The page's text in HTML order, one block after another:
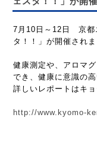
7月10日～12日 京都
タ！！」が開催されま
健康測定や、アロマ
でき、健康に意識の
詳しいレポートはキ
http://www.kyomo-